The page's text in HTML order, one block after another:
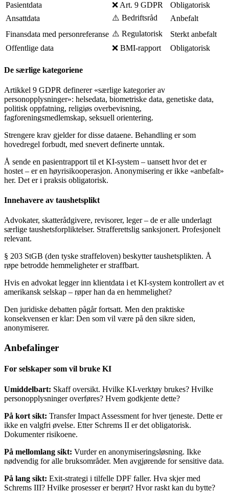
Pasientdata ❌ Art. 9 GDPR
Obligatorisk
Ansattdata
⚠️ Bedriftsråd
Anbefalt
Finansdata med personreferanse ⚠️ Regulatorisk
Sterkt anbefalt
Offentlige data
❌ BMI-rapport Obligatorisk
De særlige kategoriene
Artikkel 9 GDPR definerer «særlige kategorier av
personopplysninger»: helsedata, biometriske data, genetiske data,
politisk oppfatning, religiøs overbevisning,
fagforeningsmedlemskap, seksuell orientering.
Strengere krav gjelder for disse dataene. Behandling er som
hovedregel forbudt, med snevert definerte unntak.
Å sende en pasientrapport til et KI-system – uansett hvor det er
hostet – er en høyrisikooperasjon. Anonymisering er ikke «anbefalt»
her. Det er i praksis obligatorisk.
Innehavere av taushetsplikt
Advokater, skatterådgivere, revisorer, leger – de er alle underlagt
særlige taushetsforpliktelser. Strafferettslig sanksjonert. Profesjonelt
relevant.
§ 203 StGB (den tyske straffeloven) beskytter taushetsplikten. Å
røpe betrodde hemmeligheter er straffbart.
Hvis en advokat legger inn klientdata i et KI-system kontrollert av et
amerikansk selskap – røper han da en hemmelighet?
Den juridiske debatten pågår fortsatt. Men den praktiske
konsekvensen er klar: Den som vil være på den sikre siden,
anonymiserer.
Anbefalinger
For selskaper som vil bruke KI
Umiddelbart: Skaff oversikt. Hvilke KI-verktøy brukes? Hvilke
personopplysninger overføres? Hvem godkjente dette?
På kort sikt: Transfer Impact Assessment for hver tjeneste. Dette er
ikke en valgfri øvelse. Etter Schrems II er det obligatorisk.
Dokumenter risikoene.
På mellomlang sikt: Vurder en anonymiseringsløsning. Ikke
nødvendig for alle bruksområder. Men avgjørende for sensitive data.
På lang sikt: Exit-strategi i tilfelle DPF faller. Hva skjer med
Schrems III? Hvilke prosesser er berørt? Hvor raskt kan du bytte?